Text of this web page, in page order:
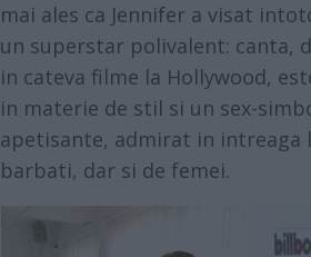
mai ales ca Jennifer a visat
un superstar polivalent: canta,
in cateva filme la Hollywood,
in materie de stil si un sex-
apetisante, admirat in intreaga
barbati, dar si de femei.